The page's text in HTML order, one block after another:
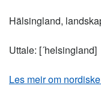
Hälsingland,
Uttale: [´helsingland]
Les meir om